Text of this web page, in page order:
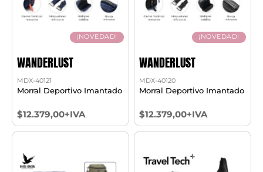
¡NOVEDAD!
WANDERLUST
MDX-40121
Morral Deportivo Imantado
$12.379,00+IVA
¡NOVEDAD!
WANDERLUST
MDX-40120
Morral Deportivo Imantado
$12.379,00+IVA